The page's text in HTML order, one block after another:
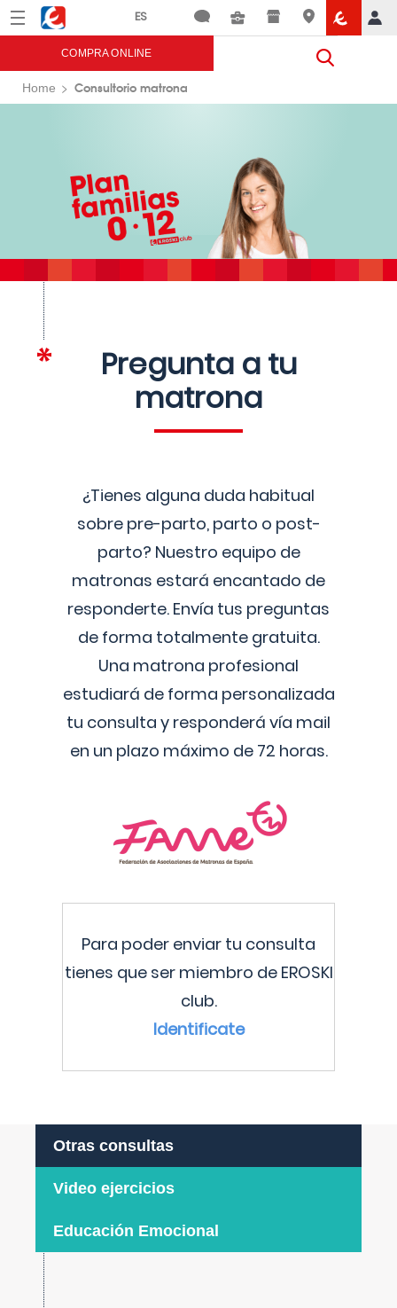
Menú Eroski
COMPRA ONLINE
Home Consultorio matrona
Pregunta a tu
matrona
¿Tienes alguna duda habitual
sobre pre-parto, parto o post-
parto? Nuestro equipo de
matronas estará encantado de
responderte. Envía tus preguntas
de forma totalmente gratuita.
Una matrona profesional
estudiará de forma personalizada
tu consulta y responderá vía mail
en un plazo máximo de 72 horas.
Para poder enviar tu consulta
tienes que ser miembro de EROSKI
club.
Identificate
Otras consultas
Video ejercicios
Educación Emocional